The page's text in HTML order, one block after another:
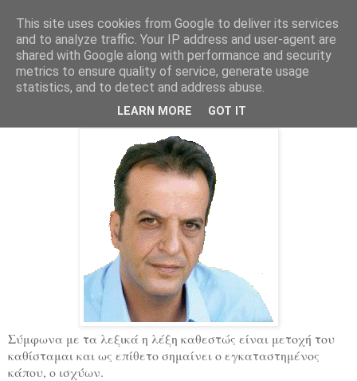
Parakato.gr
Καθεστώς…
Σύμφωνα με τα λεξικά η λέξη καθεστώς είναι μετοχή του
καθίσταμαι και ως επίθετο σημαίνει ο εγκαταστημένος
κάπου, ο ισχύων.
This site uses cookies from Google to deliver its services
and to analyze traffic. Your IP address and user-agent are
shared with Google along with performance and security
metrics to ensure quality of service, generate usage
statistics, and to detect and address abuse.
LEARN MORE GOT IT